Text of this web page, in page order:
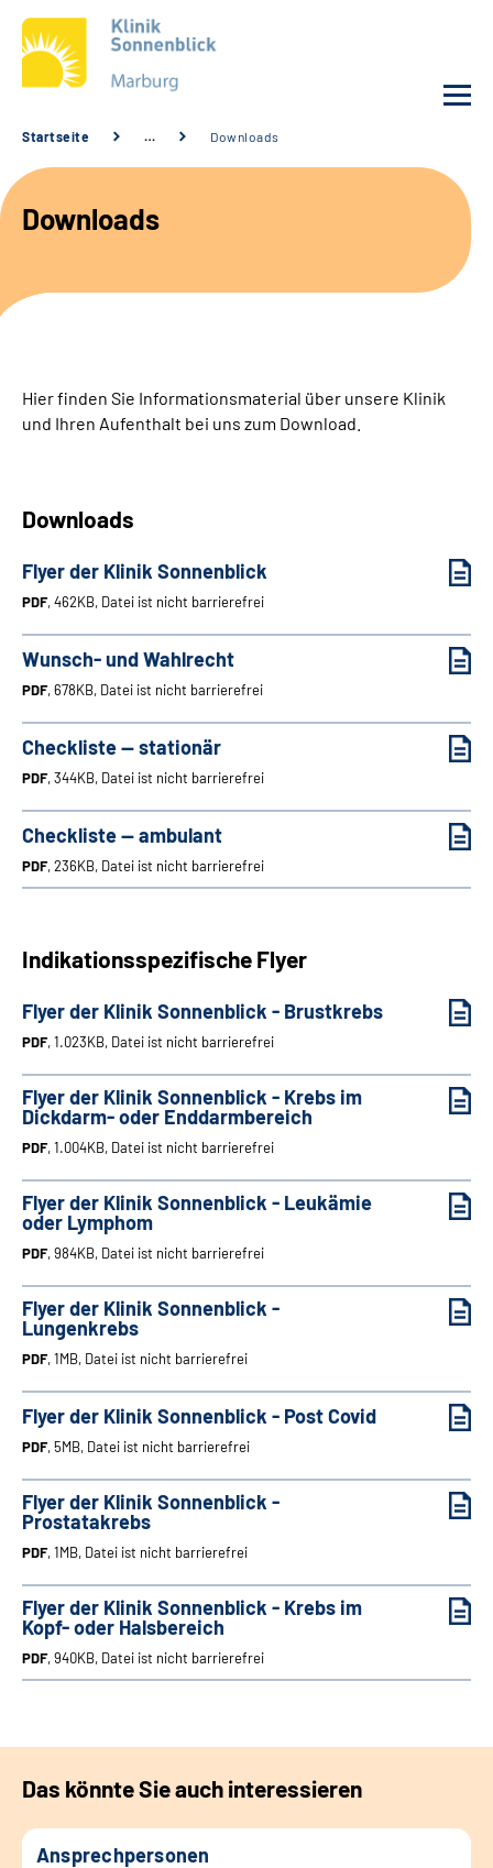
Unsere Klinik
Unsere Angebote
Service
Sozialdienste & Zuweisende
Leichte Sprache
Gebärdensprache
Login
Startseite … Downloads
Downloads
Hier finden Sie Informationsmaterial über unsere Klinik
und Ihren Aufenthalt bei uns zum Download.
Downloads
Flyer der Klinik Sonnenblick
PDF, 462KB, Datei ist nicht barrierefrei
Wunsch- und Wahlrecht
PDF, 678KB, Datei ist nicht barrierefrei
Checkliste — stationär
PDF, 344KB, Datei ist nicht barrierefrei
Checkliste — ambulant
PDF, 236KB, Datei ist nicht barrierefrei
Indikationsspezifische Flyer
Flyer der Klinik Sonnenblick - Brustkrebs
PDF, 1.023KB, Datei ist nicht barrierefrei
Flyer der Klinik Sonnenblick - Krebs im
Dickdarm- oder Enddarmbereich
PDF, 1.004KB, Datei ist nicht barrierefrei
Flyer der Klinik Sonnenblick - Leukämie
oder Lymphom
PDF, 984KB, Datei ist nicht barrierefrei
Flyer der Klinik Sonnenblick -
Lungenkrebs
PDF, 1MB, Datei ist nicht barrierefrei
Flyer der Klinik Sonnenblick - Post Covid
PDF, 5MB, Datei ist nicht barrierefrei
Flyer der Klinik Sonnenblick -
Prostatakrebs
PDF, 1MB, Datei ist nicht barrierefrei
Flyer der Klinik Sonnenblick - Krebs im
Kopf- oder Halsbereich
PDF, 940KB, Datei ist nicht barrierefrei
Das könnte Sie auch interessieren
Ansprechpersonen